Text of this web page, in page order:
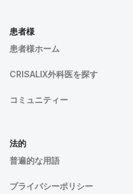
患者様
患者様ホーム
CRISALIX外科医を探す
コミュニティー
法的
普遍的な用語
プライバシーポリシー